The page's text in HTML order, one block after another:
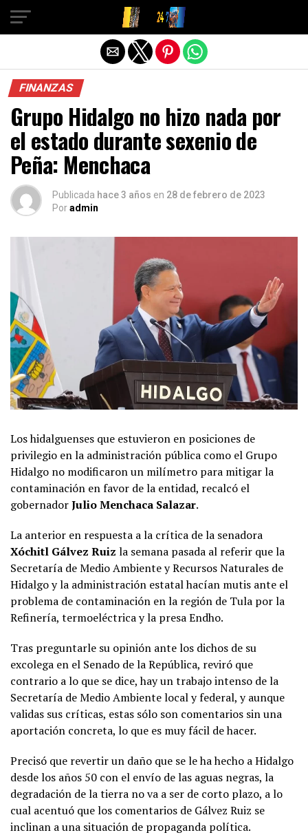
FINANZAS
Grupo Hidalgo no hizo nada por
el estado durante sexenio de
Peña: Menchaca
Publicada hace 3 años en 28 de febrero de 2023
Poradmin
Los hidalguenses que estuvieron en posiciones de
privilegio en la administración pública como el Grupo
Hidalgo no modificaron un milímetro para mitigar la
contaminación en favor de la entidad, recalcó el
gobernadorJulio Menchaca Salazar.
La anterior en respuesta a la crítica de la senadora
Xóchitl Gálvez Ruiz la semana pasada al referir que la
Secretaría de Medio Ambiente y Recursos Naturales de
Hidalgo y la administración estatal hacían mutis ante el
problema de contaminación en la región de Tula por la
Refinería, termoeléctrica y la presa Endho.
Tras preguntarle su opinión ante los dichos de su
excolega en el Senado de la República, reviró que
contrario a lo que se dice, hay un trabajo intenso de la
Secretaría de Medio Ambiente local y federal, y aunque
validas sus críticas, estas sólo son comentarios sin una
aportación concreta, lo que es muy fácil de hacer.
Precisó que revertir un daño que se le ha hecho a Hidalgo
desde los años 50 con el envío de las aguas negras, la
degradación de la tierra no va a ser de corto plazo, a lo
cual acentuó que los comentarios de Gálvez Ruiz se
inclinan a una situación de propaganda política.
Salir de la versión móvil